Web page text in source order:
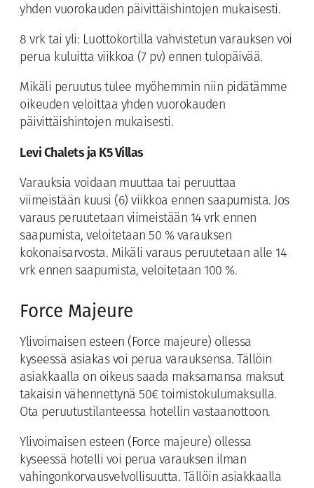
yhden vuorokauden päivittäishintojen mukaisesti.
8 vrk tai yli: Luottokortilla vahvistetun varauksen voi
perua kuluitta viikkoa (7 pv) ennen tulopäivää.
Mikäli peruutus tulee myöhemmin niin pidätämme
oikeuden veloittaa yhden vuorokauden
päivittäishintojen mukaisesti.
Levi Chalets ja K5 Villas
Varauksia voidaan muuttaa tai peruuttaa
viimeistään kuusi (6) viikkoa ennen saapumista. Jos
varaus peruutetaan viimeistään 14 vrk ennen
saapumista, veloitetaan 50 % varauksen
kokonaisarvosta. Mikäli varaus peruutetaan alle 14
vrk ennen saapumista, veloitetaan 100 %.
Force Majeure
Ylivoimaisen esteen (Force majeure) ollessa
kyseessä asiakas voi perua varauksensa. Tällöin
asiakkaalla on oikeus saada maksamansa maksut
takaisin vähennettynä 50€ toimistokulumaksulla.
Ota peruutustilanteessa hotellin vastaanottoon.
Ylivoimaisen esteen (Force majeure) ollessa
kyseessä hotelli voi perua varauksen ilman
vahingonkorvausvelvollisuutta. Tällöin asiakkaalla